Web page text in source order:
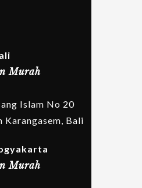
Murah
Islam No 20
Karangasem, Bali
Murah